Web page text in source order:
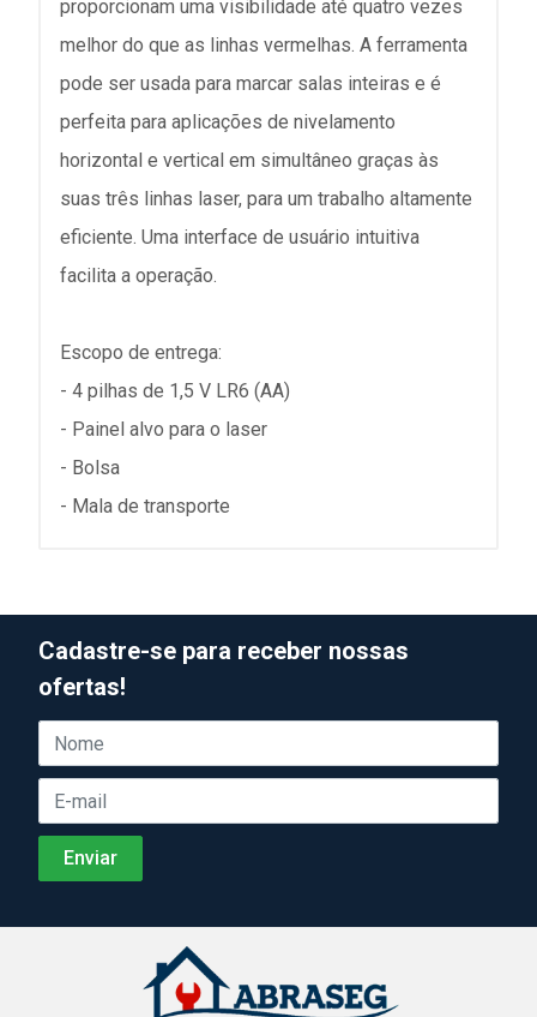
proporcionam uma visibilidade até quatro vezes
melhor do que as linhas vermelhas. A ferramenta
pode ser usada para marcar salas inteiras e é
perfeita para aplicações de nivelamento
horizontal e vertical em simultâneo graças às
suas três linhas laser, para um trabalho altamente
eficiente. Uma interface de usuário intuitiva
facilita a operação.
Escopo de entrega:
- 4 pilhas de 1,5 V LR6 (AA)
- Painel alvo para o laser
- Bolsa
- Mala de transporte
Cadastre-se para receber nossas
ofertas!